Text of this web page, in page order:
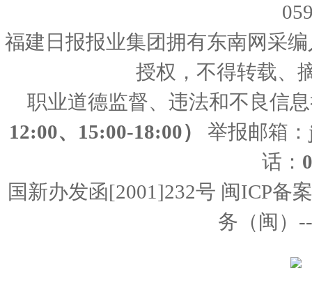
福建日报报业集团拥有东南网采
授权，不得转载、
职业道德监督、违法和不良信
12:00、15:00-18:00）
举报邮箱：
话：
国新办发函[2001]232号 闽ICP备
务（闽）